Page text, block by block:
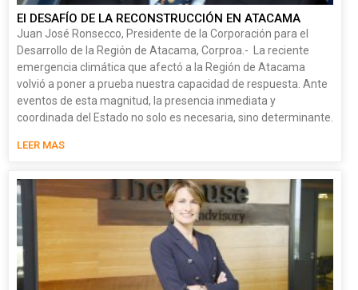
El DESAFÍO DE LA RECONSTRUCCIÓN EN ATACAMA
Juan José Ronsecco, Presidente de la Corporación para el
Desarrollo de la Región de Atacama, Corproa.- La reciente
emergencia climática que afectó a la Región de Atacama
volvió a poner a prueba nuestra capacidad de respuesta. Ante
eventos de esta magnitud, la presencia inmediata y
coordinada del Estado no solo es necesaria, sino determinante.
LEER MAS